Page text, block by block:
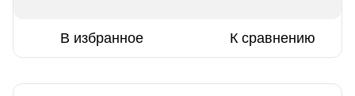
В избранное К сравнению